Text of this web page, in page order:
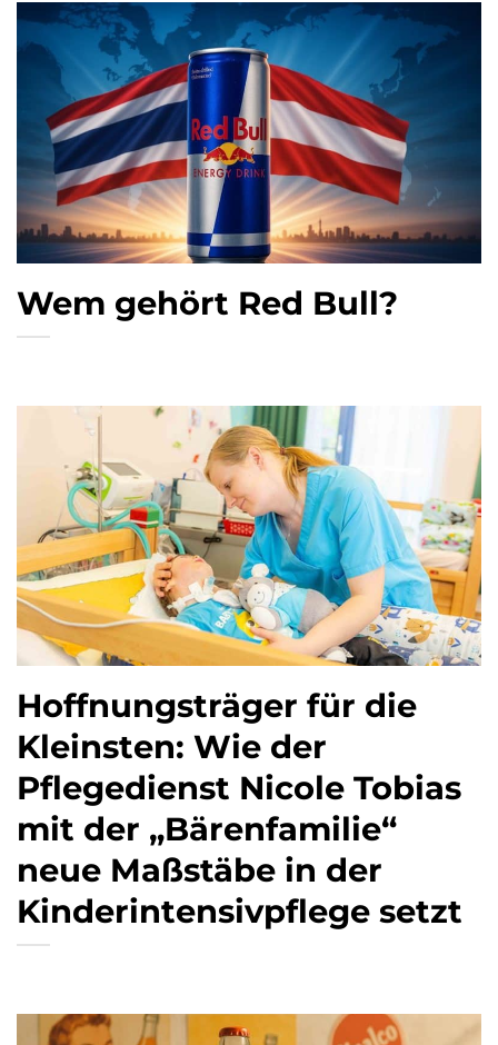
Wem gehört Red Bull?
Hoffnungsträger für die
Kleinsten: Wie der
Pflegedienst Nicole Tobias
mit der „Bärenfamilie“
neue Maßstäbe in der
Kinderintensivpflege setzt